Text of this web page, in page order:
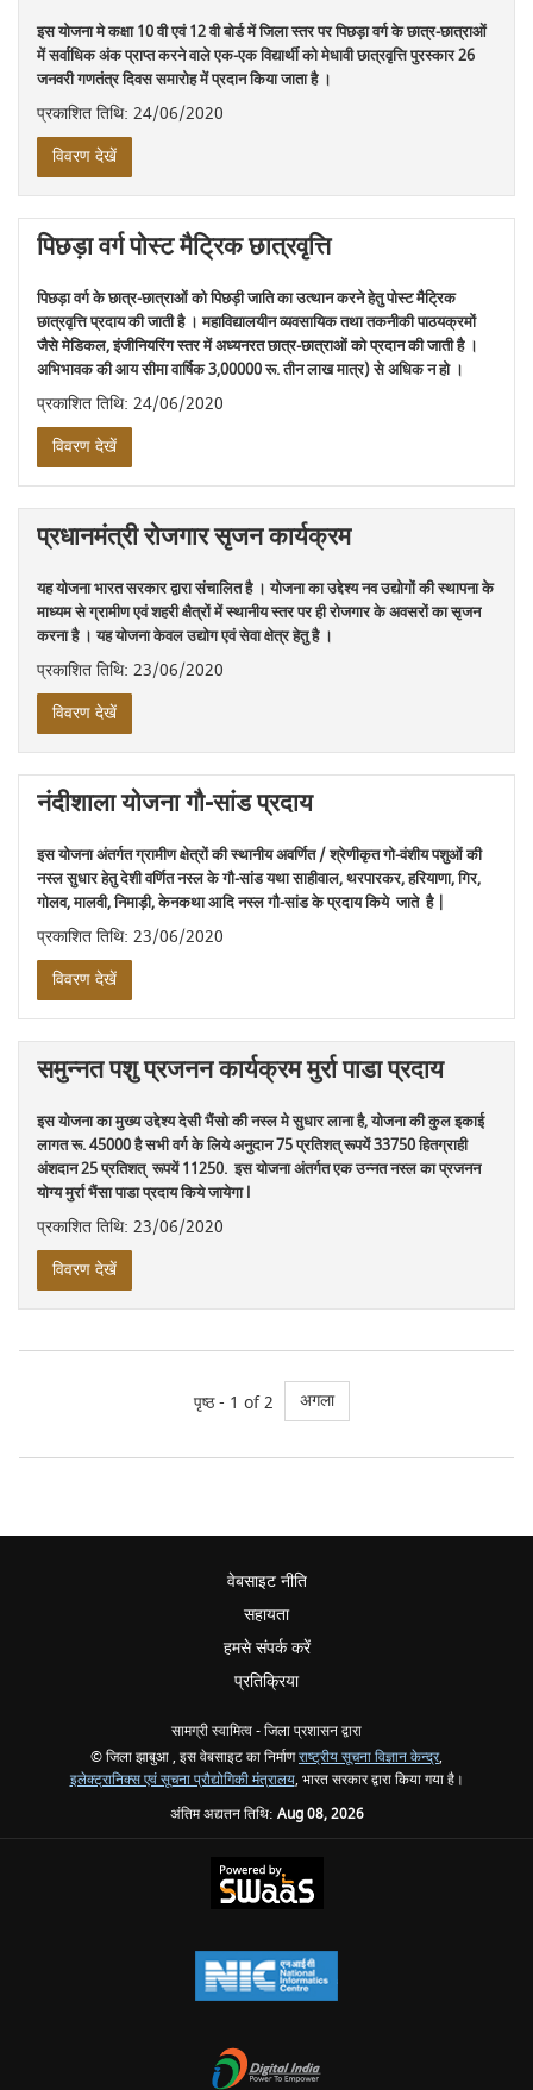
इस योजना मे कक्षा 10 वी एवं 12 वी बोर्ड में जिला स्तर पर पिछड़ा वर्ग के छात्र-छात्राओं
में सर्वाधिक अंक प्राप्त करने वाले एक-एक विद्यार्थी को मेधावी छात्रवृत्ति पुरस्कार 26
जनवरी गणतंत्र दिवस समारोह में प्रदान किया जाता है ।
प्रकाशित तिथि: 24/06/2020
विवरण देखें
पिछड़ा वर्ग पोस्ट मैट्रिक छात्रवृत्ति
पिछड़ा वर्ग के छात्र-छात्राओं को पिछड़ी जाति का उत्थान करने हेतु पोस्ट मैट्रिक
छात्रवृत्ति प्रदाय की जाती है । महाविद्यालयीन व्यवसायिक तथा तकनीकी पाठयक्रमों
जैसे मेडिकल, इंजीनियरिंग स्तर में अध्यनरत छात्र-छात्राओं को प्रदान की जाती है ।
अभिभावक की आय सीमा वार्षिक 3,00000 रू. तीन लाख मात्र) से अधिक न हो ।
प्रकाशित तिथि: 24/06/2020
विवरण देखें
प्रधानमंत्री रोजगार सृजन कार्यक्रम
यह योजना भारत सरकार द्वारा संचालित है । योजना का उद्देश्‍य नव उद्योगों की स्‍थापना के
माध्‍यम से ग्रामीण एवं शहरी क्षैत्रों में स्‍थानीय स्‍तर पर ही रोजगार के अवसरों का सृजन
करना है । यह योजना केवल उद्योग एवं सेवा क्षेत्र हेतु है ।
प्रकाशित तिथि: 23/06/2020
विवरण देखें
नंदीशाला योजना गौ-सांड प्रदाय
इस योजना अंतर्गत ग्रामीण क्षेत्रों की स्थानीय अवर्णित / श्रेणीकृत गो-वंशीय पशुओं की
नस्ल सुधार हेतु देशी वर्णित नस्ल के गौ-सांड यथा साहीवाल, थरपारकर, हरियाणा, गिर,
गोलव, मालवी, निमाड़ी, केनकथा आदि नस्ल गौ-सांड के प्रदाय किये जाते है |
प्रकाशित तिथि: 23/06/2020
विवरण देखें
समुन्नत पशु प्रजनन कार्यक्रम मुर्रा पाडा प्रदाय
इस योजना का मुख्य उद्देश्य देसी भैंसो की नस्ल मे सुधार लाना है, योजना की कुल इकाई
लागत रू. 45000 है सभी वर्ग के लिये अनुदान 75 प्रतिशत् रूपयें 33750 हितग्राही
अंशदान 25 प्रतिशत् रूपयें 11250. इस योजना अंतर्गत एक उन्नत नस्ल का प्रजनन
योग्य मुर्रा भैंसा पाडा प्रदाय किये जायेगा l
प्रकाशित तिथि: 23/06/2020
विवरण देखें
पृष्ठ - 1 of 2 अगला
वेबसाइट नीति
सहायता
हमसे संपर्क करें
प्रतिक्रिया
सामग्री स्वामित्व - जिला प्रशासन द्वारा
© जिला झाबुआ , इस वेबसाइट का निर्माणराष्ट्रीय सूचना विज्ञान केन्द्र,
इलेक्ट्रानिक्स एवं सूचना प्रौद्योगिकी मंत्रालय, भारत सरकार द्वारा किया गया है।
अंतिम अद्यतन तिथि: Aug 08, 2026